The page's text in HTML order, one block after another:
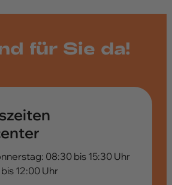
für Sie da!
08:30 bis 15:30 Uhr
12:00 Uhr